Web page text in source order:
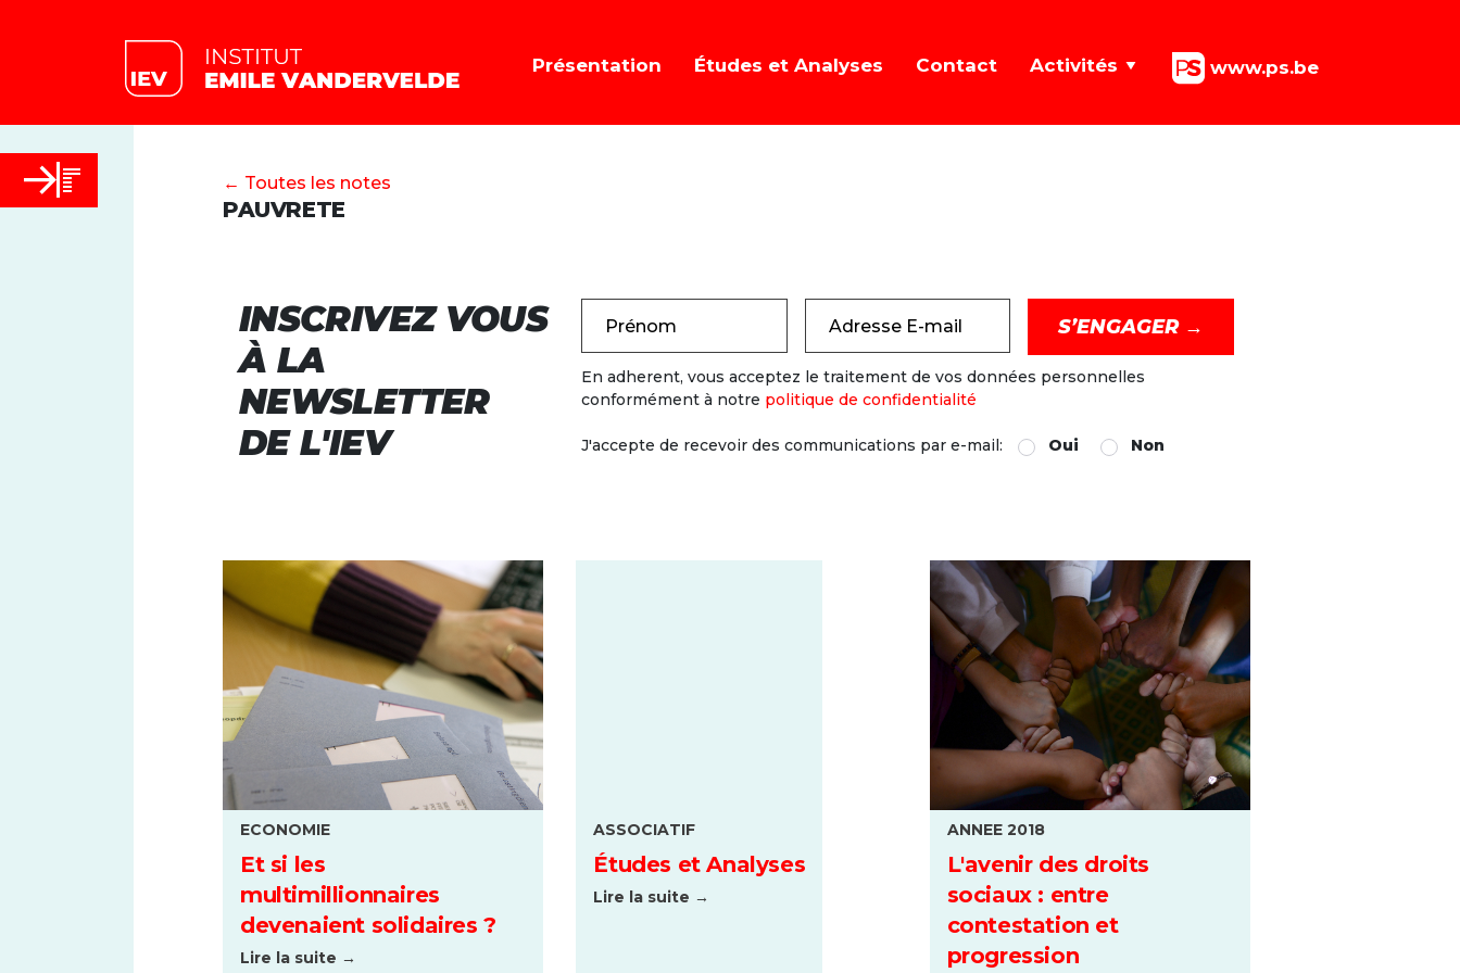
Présentation Études et Analyses Contact Activités www.ps.be
← Toutes les notes
PAUVRETE
INSCRIVEZ VOUS
À LA
NEWSLETTER
DE L'IEV
Prénom Adresse E-mail
En adherent, vous acceptez le traitement de vos données personnelles
conformément à notre politique de confidentialité
J'accepte de recevoir des communications par e-mail: Oui Non
ECONOMIE
Et si les
multimillionnaires
devenaient solidaires ?
Lire la suite →
ASSOCIATIF
Études et Analyses
Lire la suite →
ANNEE 2018
L'avenir des droits
sociaux : entre
contestation et
progression